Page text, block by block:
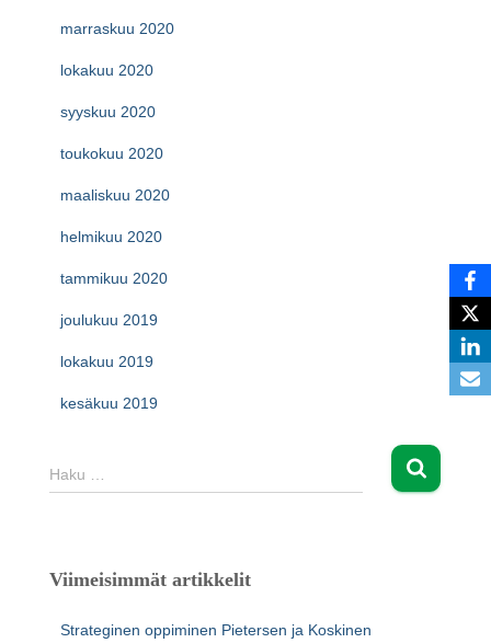
marraskuu 2020
lokakuu 2020
syyskuu 2020
toukokuu 2020
maaliskuu 2020
helmikuu 2020
tammikuu 2020
joulukuu 2019
lokakuu 2019
kesäkuu 2019
H
a
Haku …
Viimeisimmät artikkelit
Strateginen oppiminen Pietersen ja Koskinen